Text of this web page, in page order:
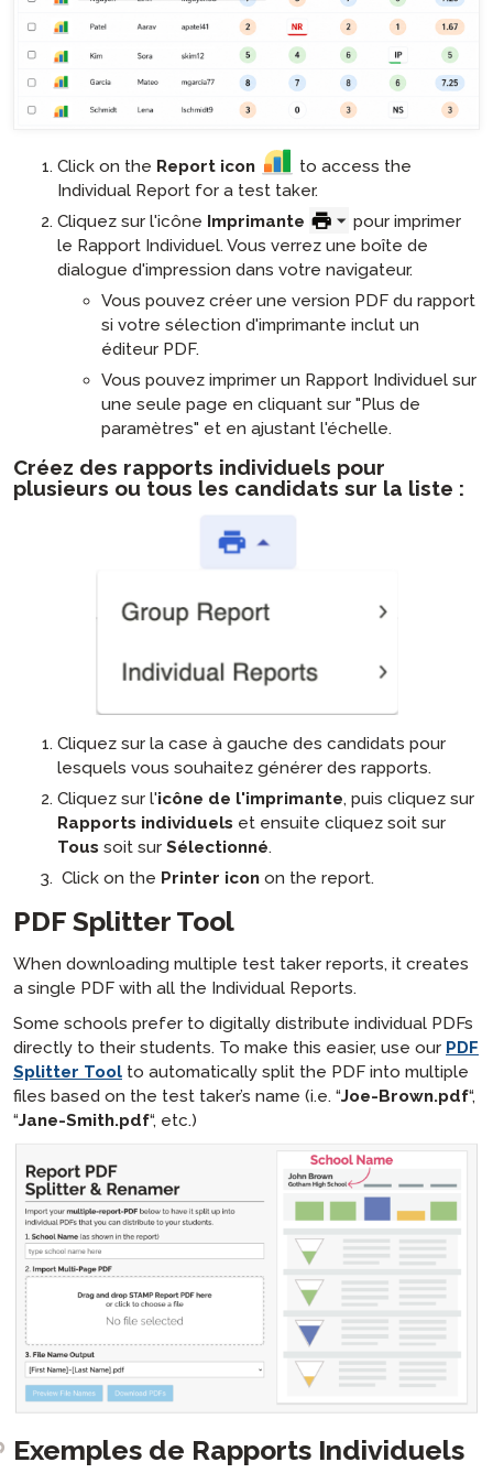
Click on the Report icon
to access the
Individual Report for a test taker.
Cliquez sur l'icône Imprimante
pour imprimer
le Rapport Individuel. Vous verrez une boîte de
dialogue d'impression dans votre navigateur.
Vous pouvez créer une version PDF du rapport
si votre sélection d'imprimante inclut un
éditeur PDF.
Vous pouvez imprimer un Rapport Individuel sur
une seule page en cliquant sur "Plus de
paramètres" et en ajustant l'échelle.
Créez des rapports individuels pour
plusieurs ou tous les candidats sur la liste :
Cliquez sur la case à gauche des candidats pour
lesquels vous souhaitez générer des rapports.
Cliquez sur l'icône de l'imprimante, puis cliquez sur
Rapports individuels et ensuite cliquez soit sur
Tous soit sur Sélectionné.
Click on the Printer icon on the report.
PDF Splitter Tool
When downloading multiple test taker reports, it creates
a single PDF with all the Individual Reports.
Some schools prefer to digitally distribute individual PDFs
directly to their students. To make this easier, use our PDF
Splitter Tool to automatically split the PDF into multiple
files based on the test taker’s name (i.e. “Joe-Brown.pdf“,
“Jane-Smith.pdf“, etc.)
Exemples de Rapports Individuels